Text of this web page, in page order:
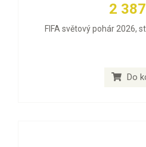
2
FIFA světový pohár 2026,
Do